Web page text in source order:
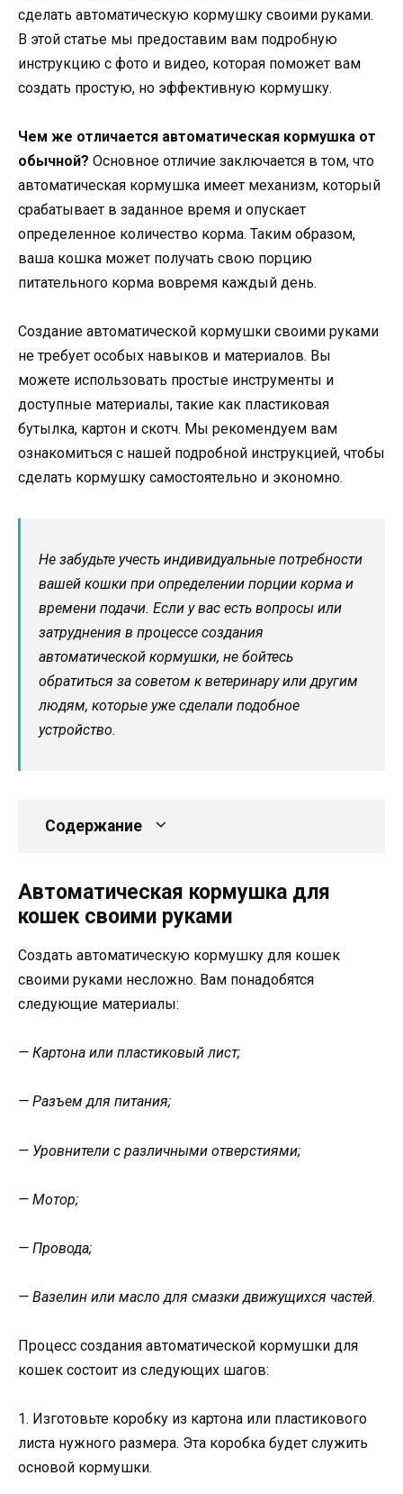
сделать автоматическую кормушку своими руками.
В этой статье мы предоставим вам подробную
инструкцию с фото и видео, которая поможет вам
создать простую, но эффективную кормушку.
Чем же отличается автоматическая кормушка от
обычной? Основное отличие заключается в том, что
автоматическая кормушка имеет механизм, который
срабатывает в заданное время и опускает
определенное количество корма. Таким образом,
ваша кошка может получать свою порцию
питательного корма вовремя каждый день.
Создание автоматической кормушки своими руками
не требует особых навыков и материалов. Вы
можете использовать простые инструменты и
доступные материалы, такие как пластиковая
бутылка, картон и скотч. Мы рекомендуем вам
ознакомиться с нашей подробной инструкцией, чтобы
сделать кормушку самостоятельно и экономно.
Не забудьте учесть индивидуальные потребности
вашей кошки при определении порции корма и
времени подачи. Если у вас есть вопросы или
затруднения в процессе создания
автоматической кормушки, не бойтесь
обратиться за советом к ветеринару или другим
людям, которые уже сделали подобное
устройство.
Содержание
Автоматическая кормушка для
кошек своими руками
Создать автоматическую кормушку для кошек
своими руками несложно. Вам понадобятся
следующие материалы:
— Картона или пластиковый лист;
— Разъем для питания;
— Уровнители с различными отверстиями;
— Мотор;
— Провода;
— Вазелин или масло для смазки движущихся частей.
Процесс создания автоматической кормушки для
кошек состоит из следующих шагов:
1. Изготовьте коробку из картона или пластикового
листа нужного размера. Эта коробка будет служить
основой кормушки.